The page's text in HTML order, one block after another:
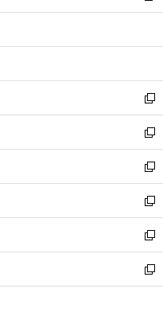
開
ウ
開
ン
ウ
開
く
ウ
ン
ウ
で
開
く
し
ウ
ン
ド
ウ
で
開
く
新
し
い
ウ
ィ
ン
ド
ウ
で
開
く
新
し
い
ウ
ィ
ン
ド
ウ
で
開
新
し
い
ウ
ィ
ン
ド
ウ
新
し
い
ウ
ィ
ン
新
し
い
ウ
新
し